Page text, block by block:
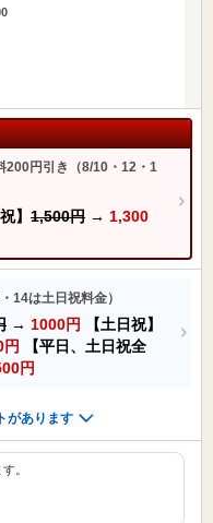
200円引き（8/10・12・1
】 1,500円 → 1,300
14は土日祝料金）
→ 1000円
【土日祝】
円
【平日、土日祝全
円
があります
。